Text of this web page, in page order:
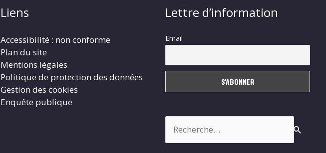
Liens
Accessibilité : non conforme
Plan du site
Mentions légales
Politique de protection des données
Gestion des cookies
Enquête publique
Lettre d’information
Email